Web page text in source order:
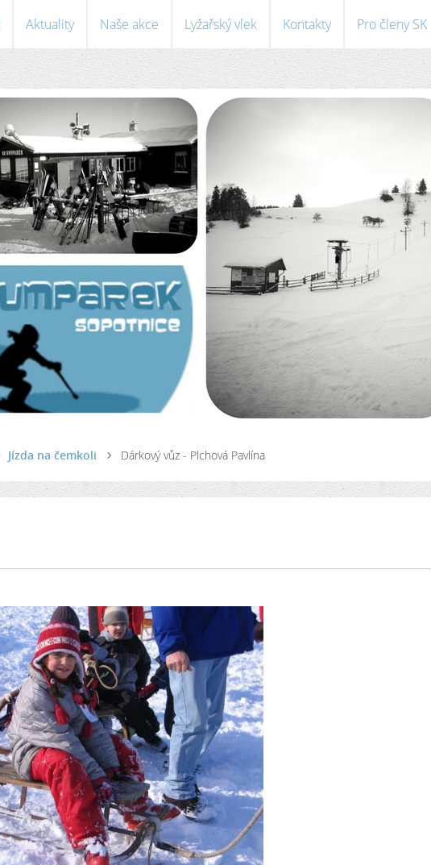
Aktuality Naše akce Lyžařský vlek Kontakty Pro členy SK
Jízda na čemkoli Dárkový vůz - Plchová Pavlína